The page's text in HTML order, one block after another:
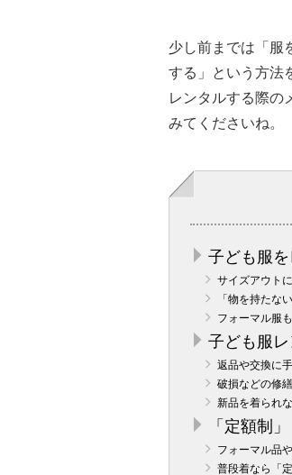
少し前までは「服
する」という方法
レンタルする際の
みてくださいね。
子ども服
サイズアウト
「物を持たな
フォーマル服
子ども服
返品や交換に
破損などの修
新品を着られ
「定額制
フォーマル品
普段着なら「